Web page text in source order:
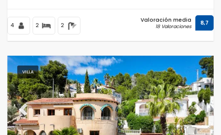
4 2 2
Valoración media
18 Valoraciones 8,7
VILLA
Previous Next